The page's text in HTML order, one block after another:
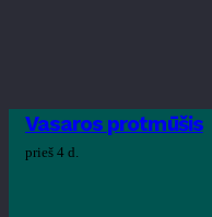
Vasaros protmūšis
prieš 4 d.